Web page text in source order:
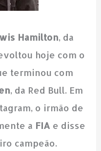
Hamilton, da
hoje com o
terminou com
, da Red Bull. Em
o irmão de
a FIA e disse
campeão.